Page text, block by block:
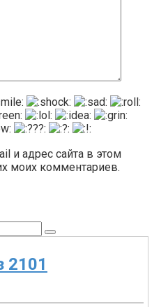
и адрес сайта в этом
моих комментариев.
2101